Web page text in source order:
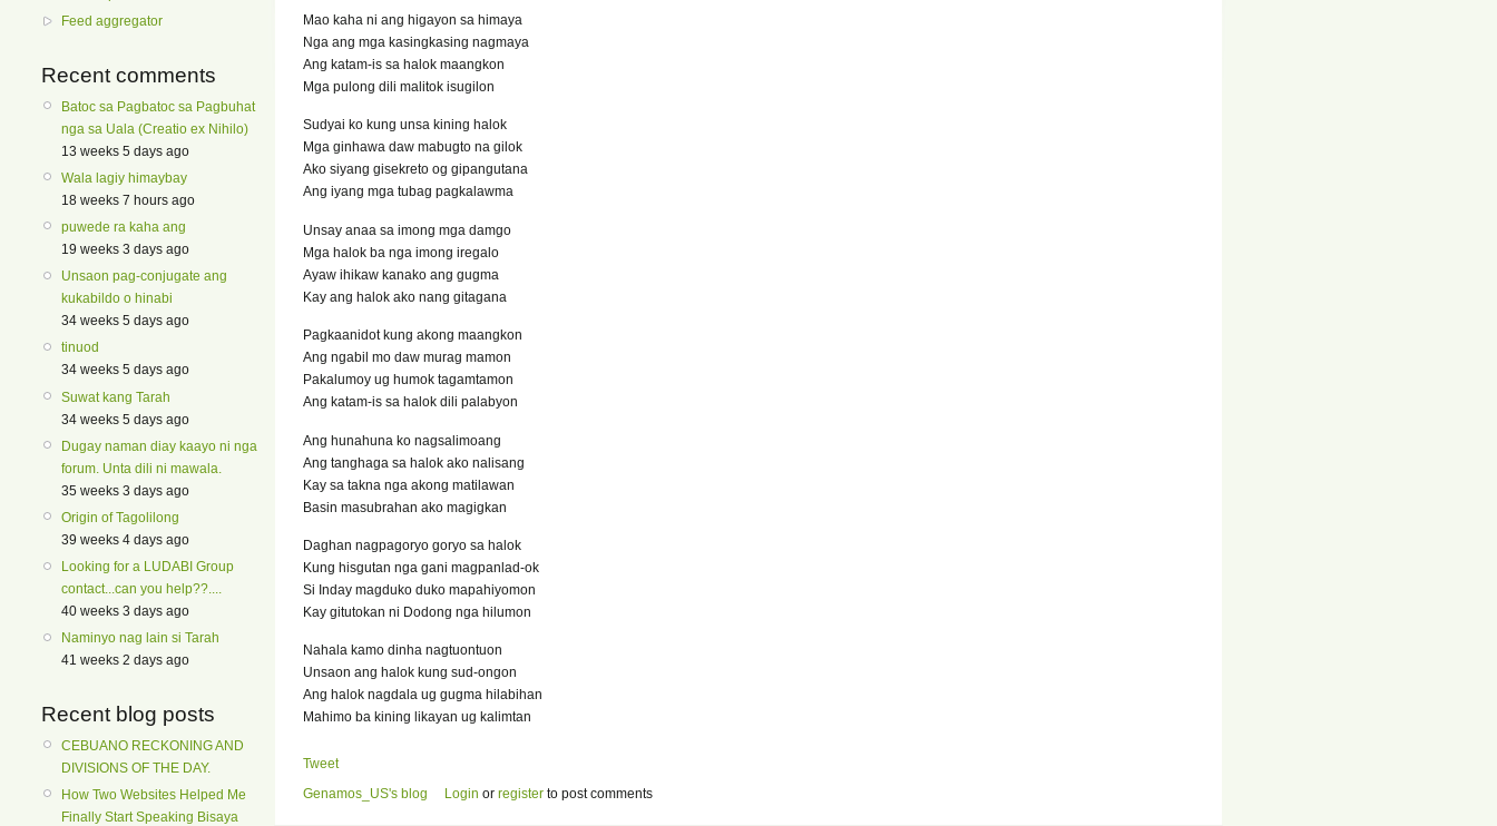
Feed aggregator
Recent comments
Batoc sa Pagbatoc sa Pagbuhat
nga sa Uala (Creatio ex Nihilo)
13 weeks 5 days ago
Wala lagiy himaybay
18 weeks 7 hours ago
puwede ra kaha ang
19 weeks 3 days ago
Unsaon pag-conjugate ang
kukabildo o hinabi
34 weeks 5 days ago
tinuod
34 weeks 5 days ago
Suwat kang Tarah
34 weeks 5 days ago
Dugay naman diay kaayo ni nga
forum. Unta dili ni mawala.
35 weeks 3 days ago
Origin of Tagolilong
39 weeks 4 days ago
Looking for a LUDABI Group
contact...can you help??....
40 weeks 3 days ago
Naminyo nag lain si Tarah
41 weeks 2 days ago
Recent blog posts
CEBUANO RECKONING AND
DIVISIONS OF THE DAY.
How Two Websites Helped Me
Finally Start Speaking Bisaya
Mao kaha ni ang higayon sa himaya
Nga ang mga kasingkasing nagmaya
Ang katam-is sa halok maangkon
Mga pulong dili malitok isugilon
Sudyai ko kung unsa kining halok
Mga ginhawa daw mabugto na gilok
Ako siyang gisekreto og gipangutana
Ang iyang mga tubag pagkalawma
Unsay anaa sa imong mga damgo
Mga halok ba nga imong iregalo
Ayaw ihikaw kanako ang gugma
Kay ang halok ako nang gitagana
Pagkaanidot kung akong maangkon
Ang ngabil mo daw murag mamon
Pakalumoy ug humok tagamtamon
Ang katam-is sa halok dili palabyon
Ang hunahuna ko nagsalimoang
Ang tanghaga sa halok ako nalisang
Kay sa takna nga akong matilawan
Basin masubrahan ako magigkan
Daghan nagpagoryo goryo sa halok
Kung hisgutan nga gani magpanlad-ok
Si Inday magduko duko mapahiyomon
Kay gitutokan ni Dodong nga hilumon
Nahala kamo dinha nagtuontuon
Unsaon ang halok kung sud-ongon
Ang halok nagdala ug gugma hilabihan
Mahimo ba kining likayan ug kalimtan
Tweet
Genamos_US's blog
Login or register to post comments